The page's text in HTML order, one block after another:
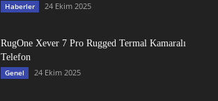
Haberler 24 Ekim 2025
RugOne Xever 7 Pro Rugged Termal Kamaralı
Telefon
Genel 24 Ekim 2025